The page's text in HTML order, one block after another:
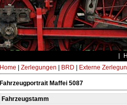
Home Zerlegungen BRD Externe
Fahrzeugportrait Maffei 5087
Fahrzeugstamm